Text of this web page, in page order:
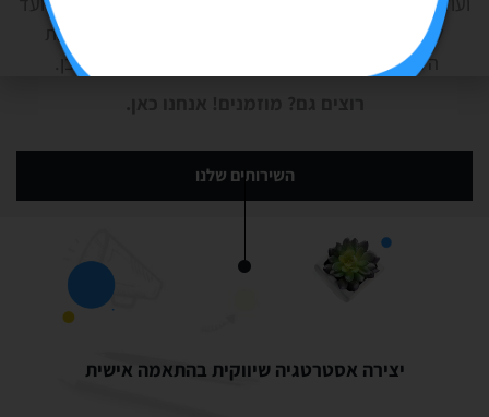
ליצירת אירועים תקשורתיים. הכל, כדי שיוכלו לפגוש את
הלקוחות שלהם
להרוויח מכך כמובן.
השירותים שלנו
יצירה אסטרטגיה שיווקית בהתאמה אישית